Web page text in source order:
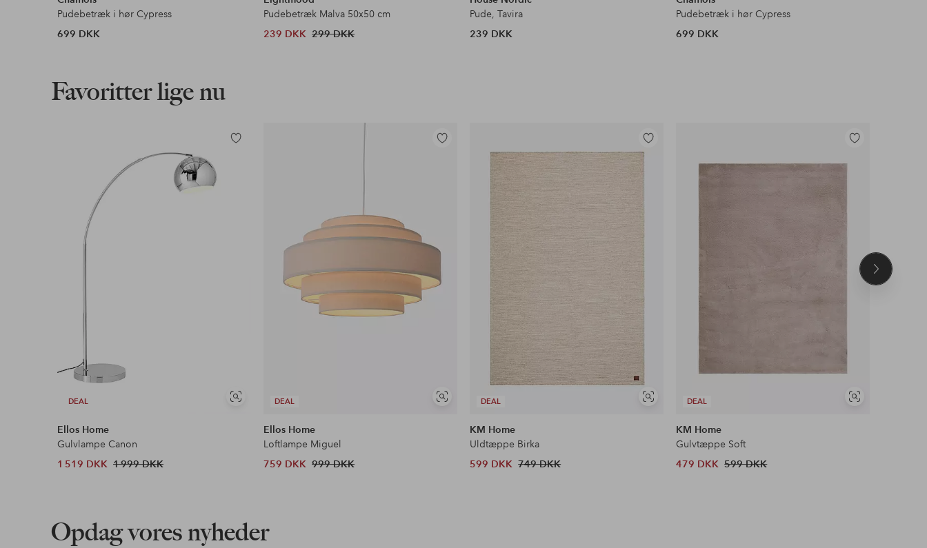
Pudebetræk i hør Cypress
699 DKK
Pudebetræk Malva 50x50 cm
239 DKK 299 DKK
Pude, Tavira
239 DKK
Pudebetræk i hør Cypress
699 DKK
Favoritter lige nu
DEAL
Se
Tilføj
Ellos Home
Gulvlampe Canon
1 519 DKK 1 999 DKK
DEAL
Se
Tilføj
Ellos Home
Loftlampe Miguel
759 DKK 999 DKK
DEAL
Se
Tilføj
til
favoritter
KM Home
Uldtæppe Birka
599 DKK 749 DKK
DEAL
Se
Tilføj
KM Home
Gulvtæppe Soft
479 DKK 599 DKK
Næste
Opdag vores nyheder